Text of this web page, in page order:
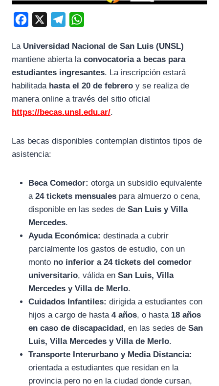
c
e
b
l
e
g
a
t
s
La Universidad Nacional de San Luis (UNSL)
mantiene abierta la convocatoria a becas para
estudiantes ingresantes. La inscripción estará
habilitada hasta el 20 de febrero y se realiza de
manera online a través del sitio oficial
https://becas.unsl.edu.ar/.
Las becas disponibles contemplan distintos tipos de
asistencia:
Beca Comedor: otorga un subsidio equivalente
a 24 tickets mensuales para almuerzo o cena,
disponible en las sedes de San Luis y Villa
Mercedes.
Ayuda Económica: destinada a cubrir
parcialmente los gastos de estudio, con un
monto no inferior a 24 tickets del comedor
universitario, válida en San Luis, Villa
Mercedes y Villa de Merlo.
Cuidados Infantiles: dirigida a estudiantes con
hijos a cargo de hasta 4 años, o hasta 18 años
en caso de discapacidad, en las sedes de San
Luis, Villa Mercedes y Villa de Merlo.
Transporte Interurbano y Media Distancia:
orientada a estudiantes que residan en la
provincia pero no en la ciudad donde cursan,